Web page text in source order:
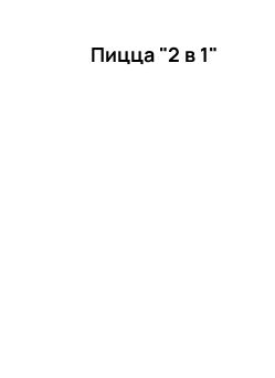
Пицца "2 в 1"